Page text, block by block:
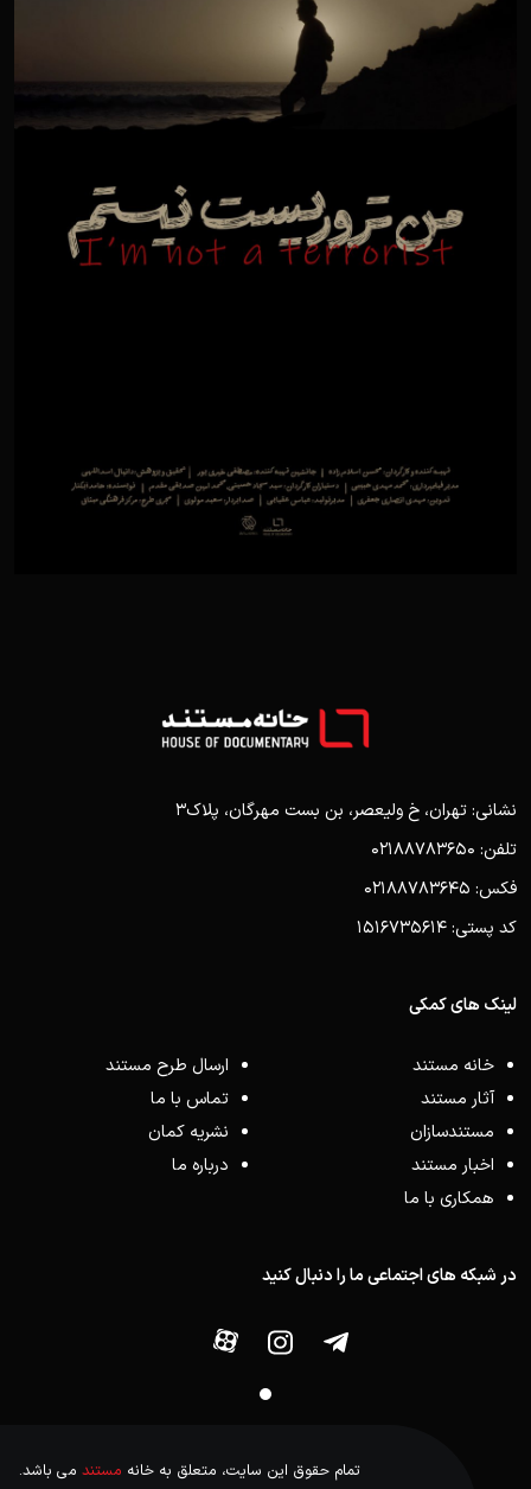
نشانی: تهران، خ ولیعصر، بن بست مهرگان، پلاک3
تلفن: 02188783650
فکس: 02188783645
کد پستی: 1516735614
لینک های کمکی
خانه مستند
آثار مستند
مستندسازان
اخبار مستند
همکاری با ما
ارسال طرح مستند
تماس با ما
نشریه کمان
درباره ما
در شبکه های اجتماعی ما را دنبال کنید
تمام حقوق این سایت، متعلق به خانه مستند می باشد.